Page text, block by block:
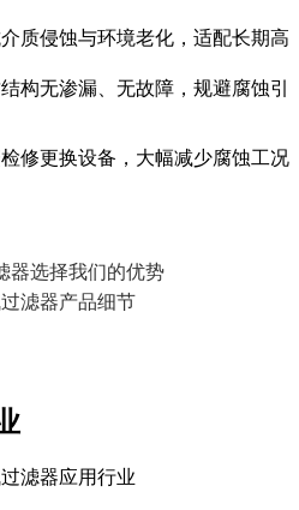
质侵蚀与环境老化，适配长期高
构无渗漏、无故障，规避腐蚀引
修更换设备，大幅减少腐蚀工况